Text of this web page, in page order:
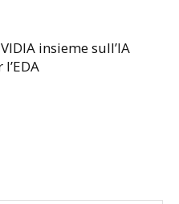
insieme sull’IA